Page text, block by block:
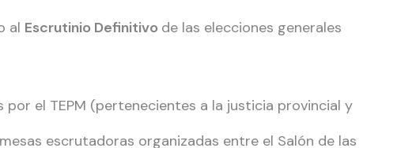
al Escrutinio Definitivo de las elecciones generales
el TEPM (pertenecientes a la justicia provincial y
escrutadoras organizadas entre el Salón de las